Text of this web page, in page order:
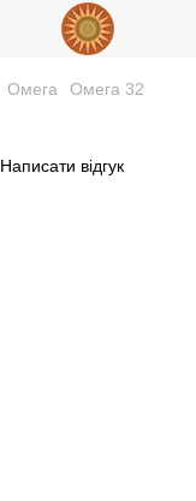
Омега Омега 32
Написати відгук